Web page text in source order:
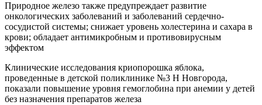
Природное железо также предупреждает развитие
онкологических заболеваний и заболеваний сердечно-
сосудистой системы; снижает уровень холестерина и сахара в
крови; обладает антимикробным и противовирусным
эффектом
Клинические исследования криопорошка яблока,
проведенные в детской поликлинике №3 Н Новгорода,
показали повышение уровня гемоглобина при анемии у детей
без назначения препаратов железа